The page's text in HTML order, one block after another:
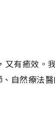
又有癒效。
自然療